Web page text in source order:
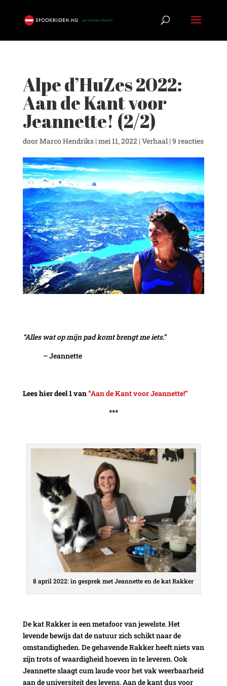
Alpe d’HuZes 2022:
Aan de Kant voor
Jeannette! (2/2)
doorMarco Hendriks| mei 11, 2022| Verhaal| 9 reacties
“Alles wat op mijn pad komt brengt me iets.”
– Jeannette
Lees hier deel 1 van“Aan de Kant voor Jeannette!”
***
8 april 2022: in gesprek met Jeannette en de kat Rakker
De kat Rakker is een metafoor van jewelste. Het
levende bewijs dat de natuur zich schikt naar de
omstandigheden. De gehavende Rakker heeft niets van
zijn trots of waardigheid hoeven in te leveren. Ook
Jeannette slaagt cum laude voor het vak weerbaarheid
aan de universiteit des levens. Aan de kant dus voor